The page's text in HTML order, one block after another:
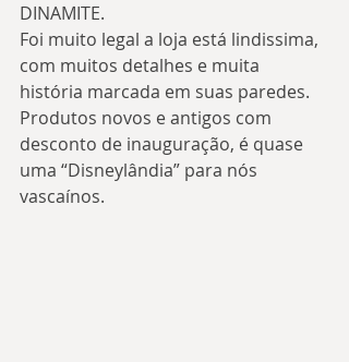
DINAMITE.
Foi muito legal a loja está lindissima,
com muitos detalhes e muita
história marcada em suas paredes.
Produtos novos e antigos com
desconto de inauguração, é quase
uma “Disneylândia” para nós
vascaínos.